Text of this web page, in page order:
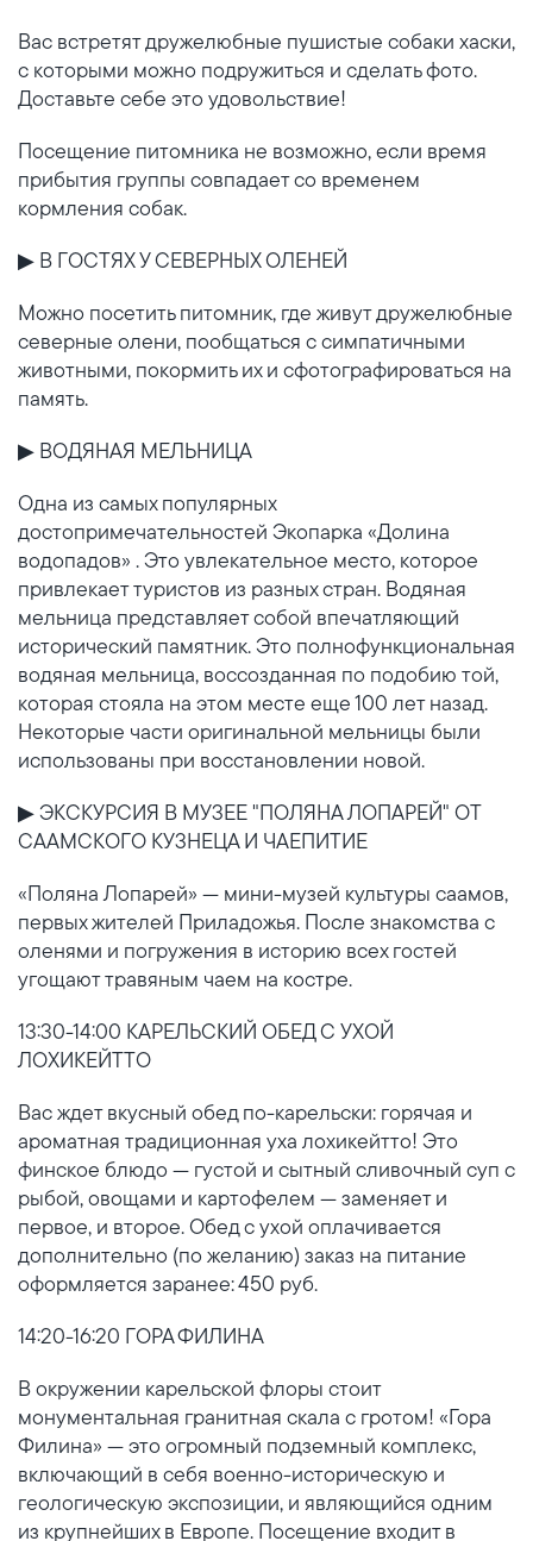
Вас встретят дружелюбные пушистые собаки хаски,
с которыми можно подружиться и сделать фото.
Доставьте себе это удовольствие!
Посещение питомника не возможно, если время
прибытия группы совпадает со временем
кормления собак.
▶ В ГОСТЯХ У СЕВЕРНЫХ ОЛЕНЕЙ
Можно посетить питомник, где живут дружелюбные
северные олени, пообщаться с симпатичными
животными, покормить их и сфотографироваться на
память.
▶ ВОДЯНАЯ МЕЛЬНИЦА
Одна из самых популярных
достопримечательностей Экопарка «Долина
водопадов» . Это увлекательное место, которое
привлекает туристов из разных стран. Водяная
мельница представляет собой впечатляющий
исторический памятник. Это полнофункциональная
водяная мельница, воссозданная по подобию той,
которая стояла на этом месте еще 100 лет назад.
Некоторые части оригинальной мельницы были
использованы при восстановлении новой.
▶ ЭКСКУРСИЯ В МУЗЕЕ "ПОЛЯНА ЛОПАРЕЙ" ОТ
СААМСКОГО КУЗНЕЦА И ЧАЕПИТИЕ
«Поляна Лопарей» — мини-музей культуры саамов,
первых жителей Приладожья. После знакомства с
оленями и погружения в историю всех гостей
угощают травяным чаем на костре.
13:30-14:00 КАРЕЛЬСКИЙ ОБЕД С УХОЙ
ЛОХИКЕЙТТО
Вас ждет вкусный обед по-карельски: горячая и
ароматная традиционная уха лохикейтто! Это
финское блюдо — густой и сытный сливочный суп с
рыбой, овощами и картофелем — заменяет и
первое, и второе. Обед с ухой оплачивается
дополнительно (по желанию) заказ на питание
оформляется заранее: 450 руб.
14:20-16:20 ГОРА ФИЛИНА
В окружении карельской флоры стоит
монументальная гранитная скала с гротом! «Гора
Филина» — это огромный подземный комплекс,
включающий в себя военно-историческую и
геологическую экспозиции, и являющийся одним
из крупнейших в Европе. Посещение входит в